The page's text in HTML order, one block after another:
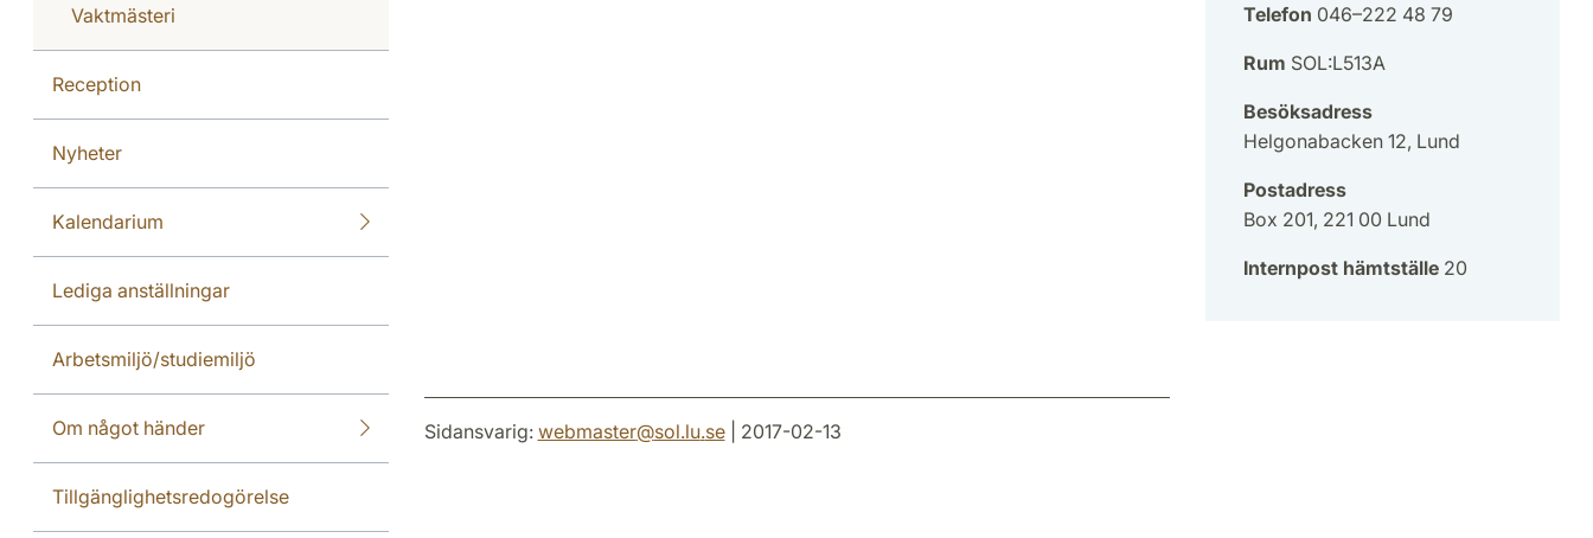
Vaktmästeri
Reception
Nyheter
Kalendarium
Lediga anställningar
Arbetsmiljö/studiemiljö
Om något händer
Tillgänglighetsredogörelse
Telefon 046–222 48 79
Rum SOL:L513A
Besöksadress
Helgonabacken 12, Lund
Postadress
Box 201, 221 00 Lund
Internpost hämtställe20
Sidansvarig: webmaster@sol.lu.se| 2017-02-13